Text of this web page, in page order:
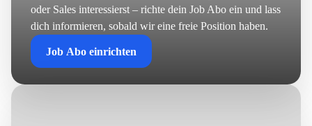
oder Sales interessierst – richte dein Job Abo ein und lass
dich informieren, sobald wir eine freie Position haben.
Job Abo einrichten